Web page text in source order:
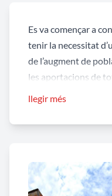
Es va començar a
tenir la necessitat
de l’augment de
les aportacions de
va ser de 105.000
ser tota de pedra
llegir més